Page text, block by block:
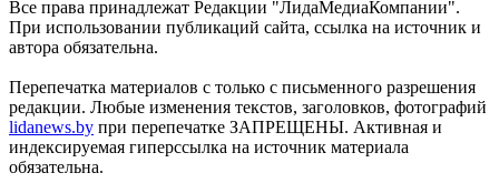
Все права принадлежат Редакции "ЛидаМедиаКомпании".
При использовании публикаций сайта, ссылка на источник и
автора обязательна.
Перепечатка материалов c только с письменного разрешения
редакции. Любые изменения текстов, заголовков, фотографий
lidanews.by при перепечатке ЗАПРЕЩЕНЫ. Активная и
индексируемая гиперссылка на источник материала
обязательна.